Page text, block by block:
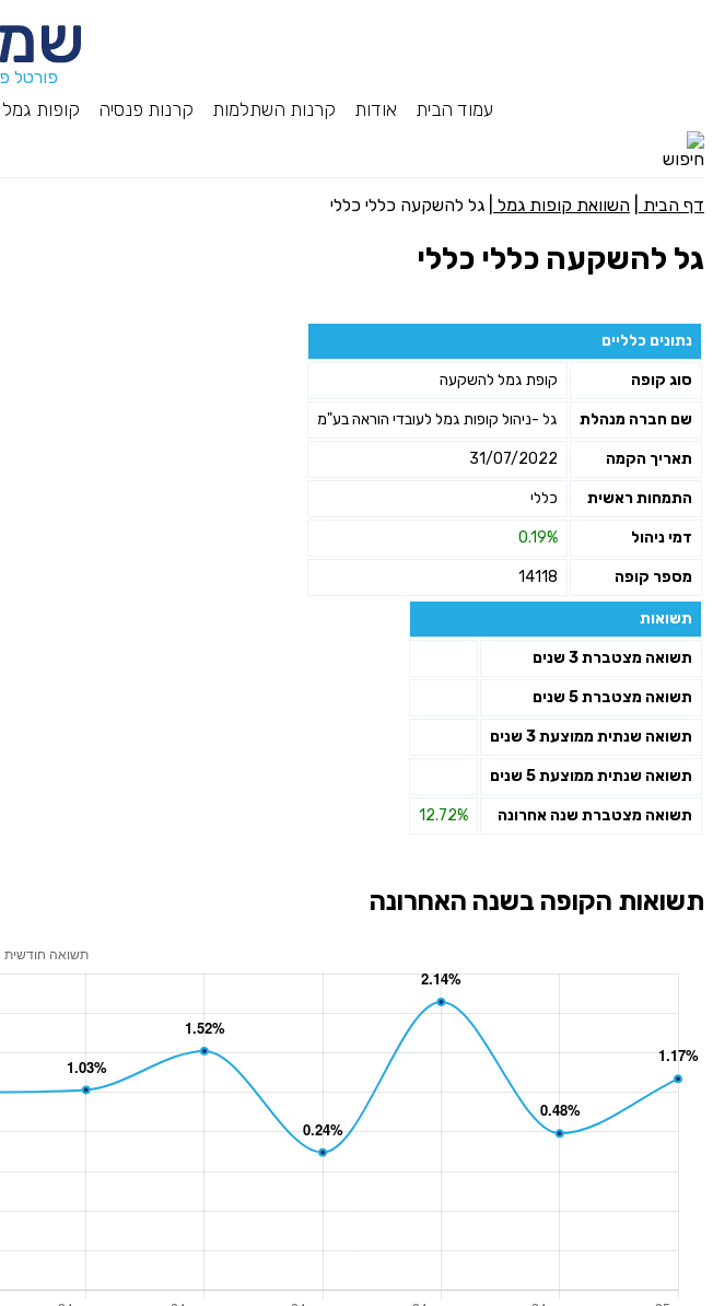
פורטל
עמוד הבית אודות קרנות השתלמות קרנות פנסיה קופות גמל
דף הבית השוואת קופות גמל גל להשקעה כללי כללי
גל להשקעה כללי כללי
נתונים כלליים
סוג קופה קופת גמל להשקעה
שם חברה מנהלת גל -ניהול קופות גמל לעובדי הוראה בע"מ
תאריך הקמה 31/07/2022
התמחות ראשית כללי
דמי ניהול 0.19%
מספר קופה 14118
תשואות
תשואה מצטברת 3 שנים
תשואה מצטברת 5 שנים
תשואה שנתית ממוצעת 3 שנים
תשואה שנתית ממוצעת 5 שנים
תשואה מצטברת שנה אחרונה 12.72%
תשואות הקופה בשנה האחרונה